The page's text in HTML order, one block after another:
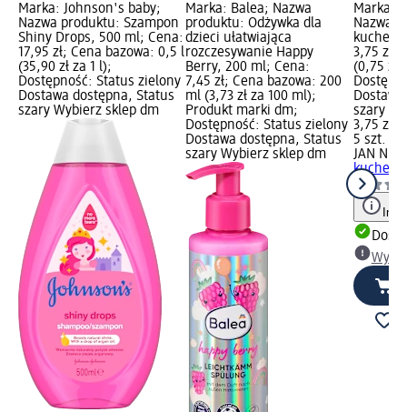
Marka: Johnson's baby;
Nazwa produktu: Szampon
Shiny Drops, 500 ml; Cena:
17,95 zł; Cena bazowa: 0,5 l
(35,90 zł za 1 l);
Dostępność: Status zielony
Dostawa dostępna, Status
szary Wybierz sklep dm
Marka: Balea; Nazwa
produktu: Odżywka dla
dzieci ułatwiająca
rozczesywanie Happy
Berry, 200 ml; Cena:
7,45 zł; Cena bazowa: 200
ml (3,73 zł za 100 ml);
Produkt marki dm;
Dostępność: Status zielony
Dostawa dostępna, Status
szary Wybierz sklep dm
Marka:
Nazwa
3,75 zł;
(0,75 zł
szary
3,75 zł
5 szt.
JAN